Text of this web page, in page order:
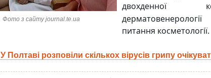
Фото з сайту journal.te.ua
двохденної
питання косметології.
У Полтаві розповіли скількох вірусів грипу